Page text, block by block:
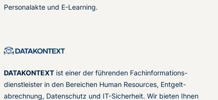
Personalakte und E-Learning.
DATAKONTEXT ist einer der führenden Fachinformations-
dienstleister in den Bereichen Human Resources, Entgelt-
abrechnung, Datenschutz und IT-Sicherheit. Wir bieten Ihnen